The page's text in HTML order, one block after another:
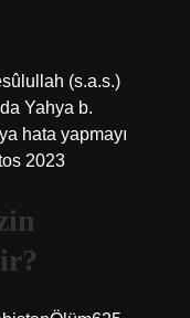
(s.a.s.)
Yahya b.
hata yapmayı
2023